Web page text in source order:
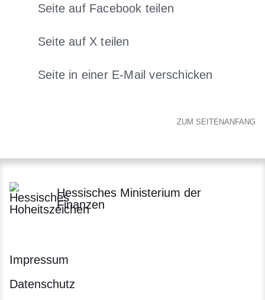
Seite auf Facebook teilen
Öffnet sich in einem neuen
Seite auf X teilen
Öffnet sich in einem neuen Fenster
Seite in einer E-Mail verschicken
Öffnet sich in einem neuen
ZUM SEITENANFANG
Hessisches Ministerium der
Finanzen
Impressum
Datenschutz